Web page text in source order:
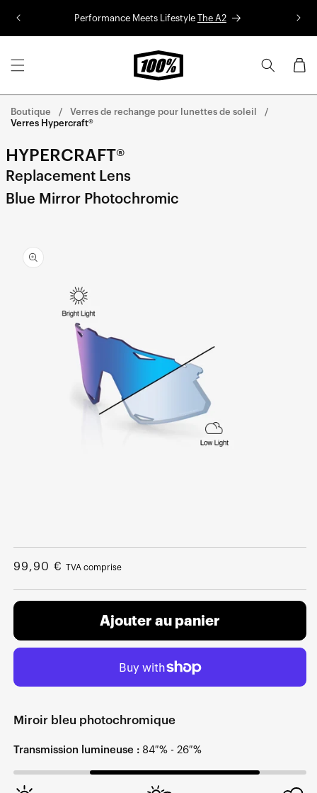
Performance Meets Lifestyle The A2
Panier
Boutique
Verres de rechange pour lunettes de soleil
Verres Hypercraft®
HYPERCRAFT®
Replacement Lens
Blue Mirror Photochromic
informations
sur le
le
média
1
une
fenêtre
Prix
99,90 € TVA comprise
Ajouter au panier
Miroir bleu photochromique
Transmission lumineuse : 84 % - 26 %